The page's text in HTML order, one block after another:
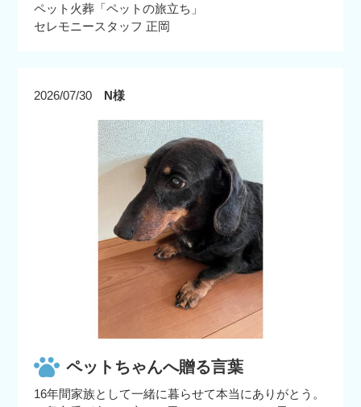
ペット火葬「ペットの旅立ち」
セレモニースタッフ 正岡
2026/07/30 N様
ペットちゃんへ贈る言葉
16年間家族として一緒に暮らせて本当にありがとう。